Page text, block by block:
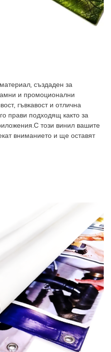
създаден за
и промоционални
гъвкавост и отлична
прави подходящ както за
този винил вашите
вниманието и ще оставят